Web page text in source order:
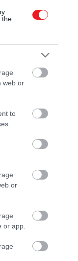
the
web or
to
or
or app.
hallatszottak.
a hajó
Ahogy a Titanic
éppen
válasz. Arra
a hajó
alapján
kialakult